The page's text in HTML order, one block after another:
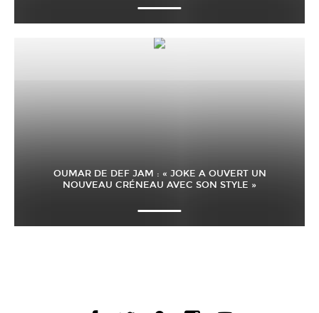
OUMAR DE DEF JAM : « JOKE A OUVERT UN
NOUVEAU CRÉNEAU AVEC SON STYLE »